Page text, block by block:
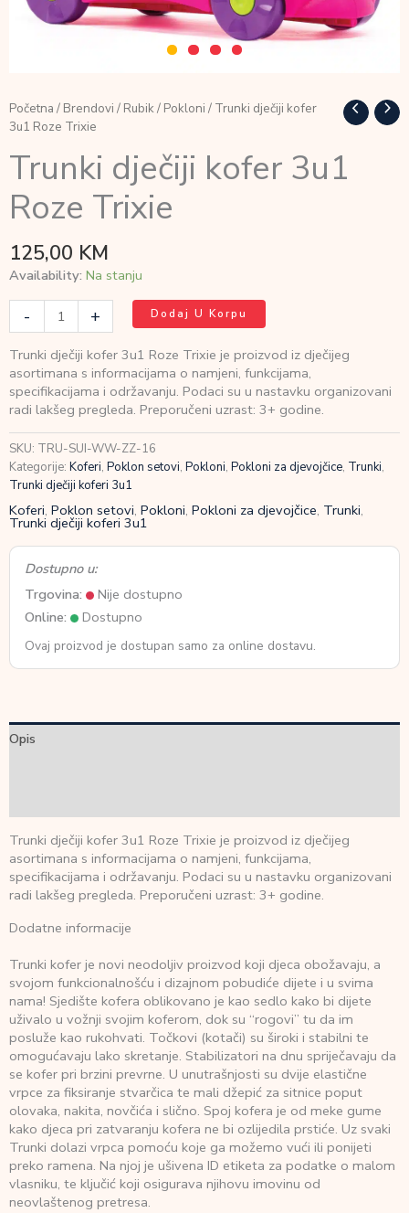
Početna / Brendovi / Rubik/ Pokloni / Trunki dječiji kofer
3u1 Roze Trixie
Trunki dječiji kofer 3u1
Roze Trixie
125,00 KM
Availability: Na stanju
-
3u1
Roze
Trixie
količina
+ Dodaj U Korpu
Trunki dječiji kofer 3u1 Roze Trixie je proizvod iz dječijeg
asortimana s informacijama o namjeni, funkcijama,
specifikacijama i održavanju. Podaci su u nastavku organizovani
radi lakšeg pregleda. Preporučeni uzrast: 3+ godine.
SKU: TRU-SUI-WW-ZZ-16
Kategorije: Koferi, Poklon setovi, Pokloni, Pokloni za djevojčice, Trunki,
Trunki dječiji koferi 3u1
Koferi, Poklon setovi, Pokloni, Pokloni za djevojčice, Trunki,
Trunki dječiji koferi 3u1
Dostupno u:
Trgovina:
Nije dostupno
Online:
Dostupno
Ovaj proizvod je dostupan samo za online dostavu.
Opis
Trunki dječiji kofer 3u1 Roze Trixie je proizvod iz dječijeg
asortimana s informacijama o namjeni, funkcijama,
specifikacijama i održavanju. Podaci su u nastavku organizovani
radi lakšeg pregleda. Preporučeni uzrast: 3+ godine.
Dodatne informacije
Trunki kofer je novi neodoljiv proizvod koji djeca obožavaju, a
svojom funkcionalnošću i dizajnom pobudiće dijete i u svima
nama! Sjedište kofera oblikovano je kao sedlo kako bi dijete
uživalo u vožnji svojim koferom, dok su “rogovi” tu da im
posluže kao rukohvati. Točkovi (kotači) su široki i stabilni te
omogućavaju lako skretanje. Stabilizatori na dnu spriječavaju da
se kofer pri brzini prevrne. U unutrašnjosti su dvije elastične
vrpce za fiksiranje stvarčica te mali džepić za sitnice poput
olovaka, nakita, novčića i slično. Spoj kofera je od meke gume
kako djeca pri zatvaranju kofera ne bi ozlijedila prstiće. Uz svaki
Trunki dolazi vrpca pomoću koje ga možemo vući ili ponijeti
preko ramena. Na njoj je ušivena ID etiketa za podatke o malom
vlasniku, te ključić koji osigurava njihovu imovinu od
neovlaštenog pretresa.